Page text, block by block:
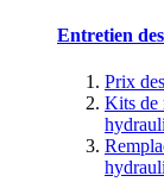
Entretien
Prix
Kits de